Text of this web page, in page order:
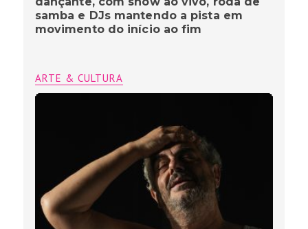
samba e DJs mantendo a pista em
movimento do início ao fim
ARTE & CULTURA